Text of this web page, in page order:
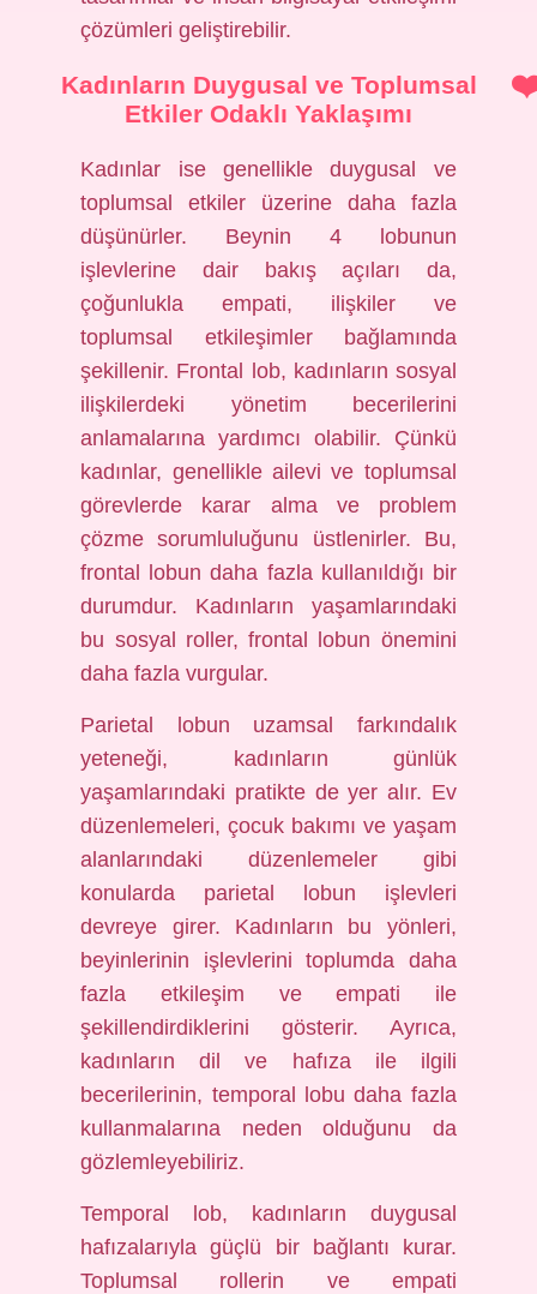
çözümleri geliştirebilir.
Kadınların Duygusal ve Toplumsal
Etkiler Odaklı Yaklaşımı
Kadınlar ise genellikle duygusal ve
toplumsal etkiler üzerine daha fazla
düşünürler. Beynin 4 lobunun
işlevlerine dair bakış açıları da,
çoğunlukla empati, ilişkiler ve
toplumsal etkileşimler bağlamında
şekillenir. Frontal lob, kadınların sosyal
ilişkilerdeki yönetim becerilerini
anlamalarına yardımcı olabilir. Çünkü
kadınlar, genellikle ailevi ve toplumsal
görevlerde karar alma ve problem
çözme sorumluluğunu üstlenirler. Bu,
frontal lobun daha fazla kullanıldığı bir
durumdur. Kadınların yaşamlarındaki
bu sosyal roller, frontal lobun önemini
daha fazla vurgular.
Parietal lobun uzamsal farkındalık
yeteneği, kadınların günlük
yaşamlarındaki pratikte de yer alır. Ev
düzenlemeleri, çocuk bakımı ve yaşam
alanlarındaki düzenlemeler gibi
konularda parietal lobun işlevleri
devreye girer. Kadınların bu yönleri,
beyinlerinin işlevlerini toplumda daha
fazla etkileşim ve empati ile
şekillendirdiklerini gösterir. Ayrıca,
kadınların dil ve hafıza ile ilgili
becerilerinin, temporal lobu daha fazla
kullanmalarına neden olduğunu da
gözlemleyebiliriz.
Temporal lob, kadınların duygusal
hafızalarıyla güçlü bir bağlantı kurar.
Toplumsal rollerin ve empati